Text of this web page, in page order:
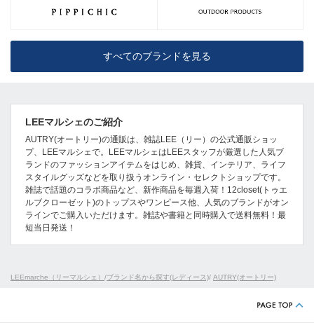
すべてのブランドを見る
LEEマルシェのご紹介
AUTRY(オートリー)の通販は、雑誌LEE（リー）の公式通販ショッ
プ、LEEマルシェで。LEEマルシェはLEEスタッフが厳選した人気ブ
ランドのファッションアイテムをはじめ、雑貨、インテリア、ライフ
スタイルグッズなどを取り扱うオンライン・セレクトショップです。
雑誌で話題のコラボ商品など、新作商品を毎週入荷！12closet(トゥエ
ルブクローゼット)のトップスやワンピース他、人気のブランドがオン
ラインでご購入いただけます。雑誌や書籍と同時購入で送料無料！最
短当日発送！
LEEmarche（リーマルシェ） /ブランド名から探す(レディース)/ AUTRY(オートリー)